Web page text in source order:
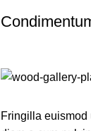
Fringilla euismod